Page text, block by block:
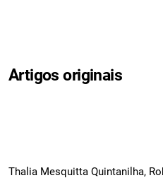
Artigos originais
Thalia Mesquitta Quintanilha,